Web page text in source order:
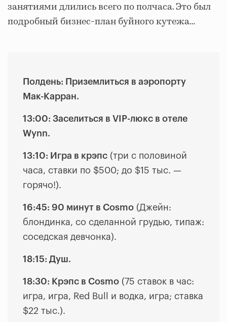
занятиями длились всего по полчаса. Это был
подробный бизнес-план буйного кутежа…
Полдень: Приземлиться в аэропорту
Мак-Карран.
13:00: Заселиться в VIP-люкс в отеле
Wynn.
13:10: Игра в крэпс (три с половиной
часа, ставки по $500; до $15 тыс. —
горячо!).
16:45: 90 минут в Cosmo (Джейн:
блондинка, со сделанной грудью, типаж:
соседская девчонка).
18:15: Душ.
18:30: Крэпс в Cosmo (75 ставок в час:
игра, игра, Red Bull и водка, игра; ставка
$22 тыс.).